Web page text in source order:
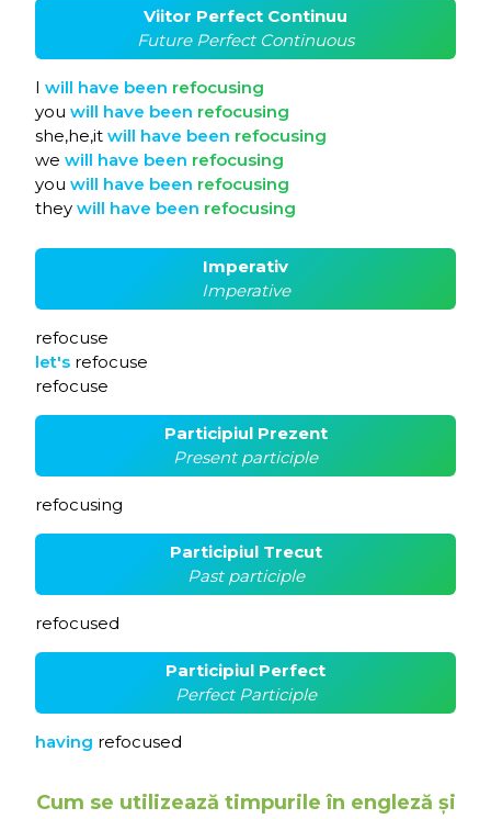
Viitor Perfect Continuu
Future Perfect Continuous
I will have been refocusing
you will have been refocusing
she,he,it will have been refocusing
we will have been refocusing
you will have been refocusing
they will have been refocusing
Imperativ
Imperative
refocuse
let's refocuse
refocuse
Participiul Prezent
Present participle
refocusing
Participiul Trecut
Past participle
refocused
Participiul Perfect
Perfect Participle
having refocused
Cum se utilizează timpurile în engleză și